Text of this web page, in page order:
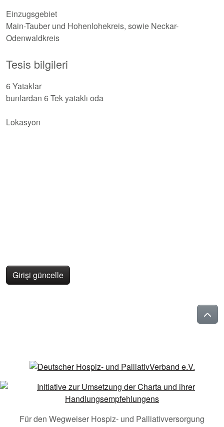
Einzugsgebiet
Main-Tauber und Hohenlohekreis, sowie Neckar-
Odenwaldkreis
Tesis bilgileri
6 Yataklar
bunlardan 6 Tek yataklı oda
Lokasyon
Girişi güncelle
Für den Wegweiser Hospiz- und Palliativversorgung